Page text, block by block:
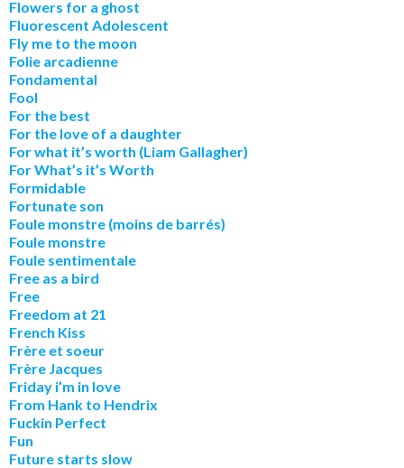
Flowers for a ghost
Fluorescent Adolescent
Fly me to the moon
Folie arcadienne
Fondamental
Fool
For the best
For the love of a daughter
For what it’s worth (Liam Gallagher)
For What’s it’s Worth
Formidable
Fortunate son
Foule monstre (moins de barrés)
Foule monstre
Foule sentimentale
Free as a bird
Free
Freedom at 21
French Kiss
Frère et soeur
Frère Jacques
Friday i’m in love
From Hank to Hendrix
Fuckin Perfect
Fun
Future starts slow